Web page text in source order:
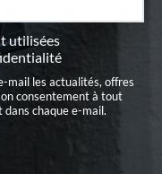
utilisées
mail les actualités, offres
consentement à tout
chaque e-mail.